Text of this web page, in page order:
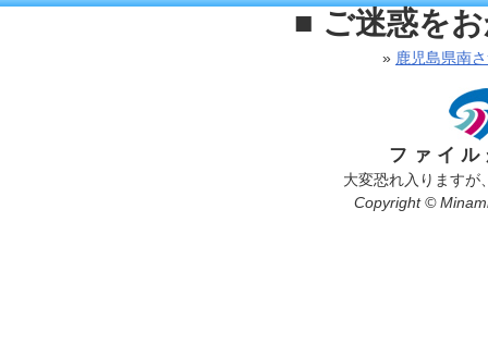
■ ご迷惑を
» 鹿児島県南
ファイ
大変恐れ入りますが
Copyright ©